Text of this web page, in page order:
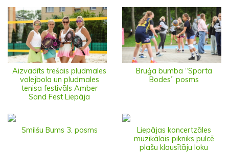
Aizvadīts trešais pludmales
volejbola un pludmales
tenisa festivāls Amber
Sand Fest Liepāja
Bruģa bumba “Sporta
Bodes” posms
Smilšu Bums 3. posms
Liepājas koncertzāles
muzikālais pikniks pulcē
plašu klausītāju loku